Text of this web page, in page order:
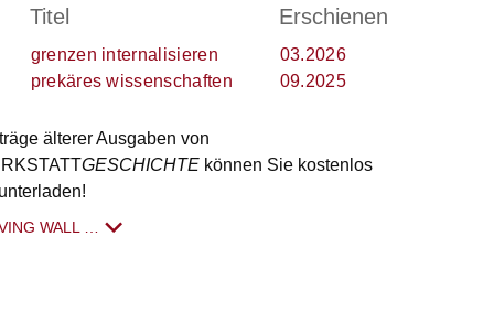
Titel Erschienen
grenzen internalisieren
03.2026
prekäres wissenschaften 09.2025
älterer Ausgaben von
GESCHICHTEkönnen Sie kostenlos
WALL …